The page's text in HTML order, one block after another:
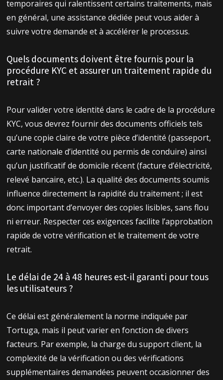
temporaires qui ralentissent certains traitements, mais
en général, une assistance dédiée peut vous aider à
suivre votre demande et à accélérer le processus.
Quels documents doivent être fournis pour la
procédure KYC et assurer un traitement rapide du
retrait ?
Pour valider votre identité dans le cadre de la procédure
KYC, vous devrez fournir des documents officiels tels
qu’une copie claire de votre pièce d’identité (passeport,
carte nationale d’identité ou permis de conduire) ainsi
qu’un justificatif de domicile récent (facture d’électricité,
relevé bancaire, etc.). La qualité des documents soumis
influence directement la rapidité du traitement ; il est
donc important d’envoyer des copies lisibles, sans flou
ni erreur. Respecter ces exigences facilite l’approbation
rapide de votre vérification et le traitement de votre
retrait.
Le délai de 24 à 48 heures est-il garanti pour tous
les utilisateurs ?
Ce délai est généralement la norme indiquée par
Tortuga, mais il peut varier en fonction de divers
facteurs. Par exemple, la charge du support client, la
complexité de la vérification ou des vérifications
supplémentaires demandées peuvent occasionner des